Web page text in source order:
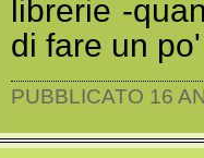
librerie -
di fare un
PUBBLICATO 16